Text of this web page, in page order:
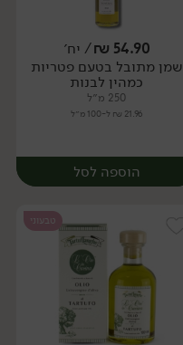
יח׳
54.90
₪/ יח׳
שמן מתובל בטעם פטריות
כמהין לבנות
250 מ״ל
21.96 ₪ ל-100 מ״ל
הוספה לסל
טבעוני